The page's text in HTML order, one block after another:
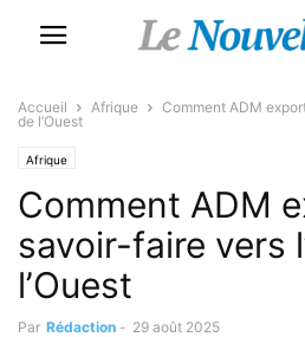
Accueil Afrique
Comment ADM
de l’Ouest
Afrique
Comment ADM
savoir-faire vers
l’Ouest
Par Rédaction - 29 août 2025